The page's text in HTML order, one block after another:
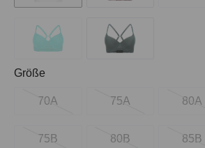
Größe
70A 75A 80A
75B 80B 85B